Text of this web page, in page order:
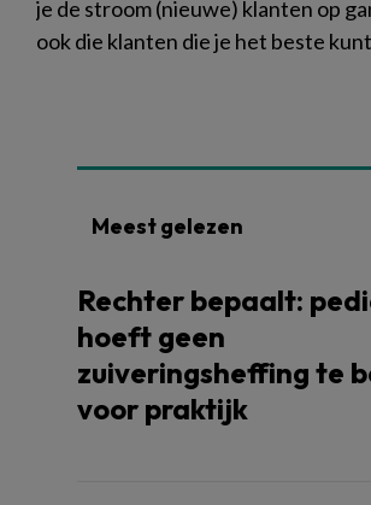
je de stroom (nieuwe) klanten op
ook die klanten die je het beste
Meest gelezen
Rechter bepaalt:
hoeft geen
zuiveringsheffing te
voor praktijk